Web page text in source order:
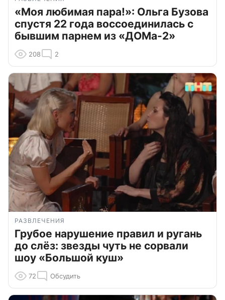
«Моя любимая пара!»: Ольга Бузова
спустя 22 года воссоединилась с
бывшим парнем из «ДОМа-2»
208 2
РАЗВЛЕЧЕНИЯ
Грубое нарушение правил и ругань
до слёз: звезды чуть не сорвали
шоу «Большой куш»
72 Обсудить